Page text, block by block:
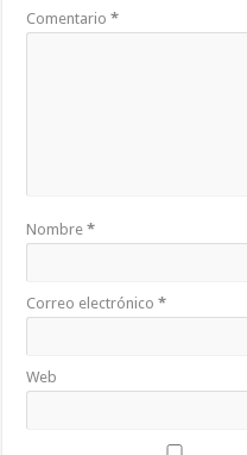
Comentario*
Nombre*
Correo electrónico*
Web